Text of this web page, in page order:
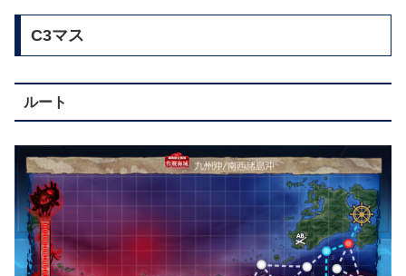
C3マス
ルート